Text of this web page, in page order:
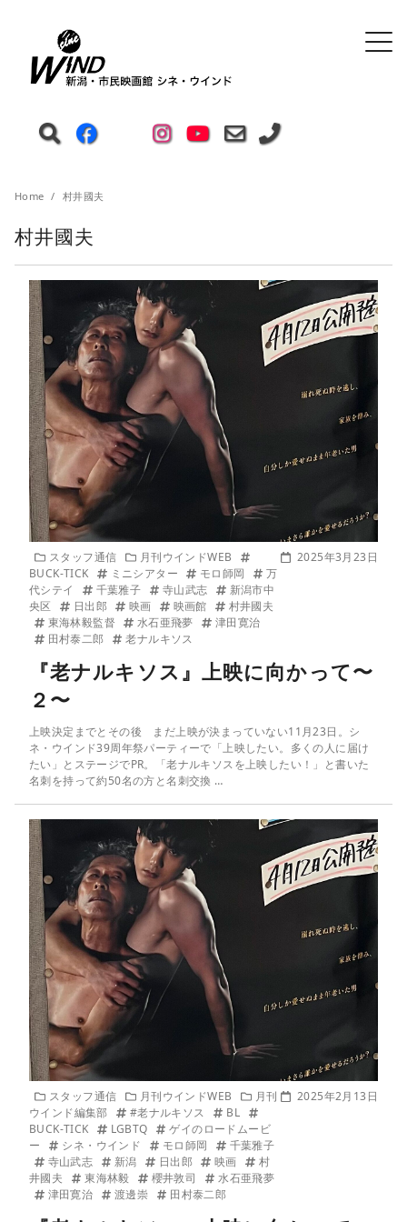
Home 村井國夫
村井國夫
スタッフ通信
月刊ウインドWEB
BUCK-TICK
ミニシアター モロ師岡
万
代シテイ
千葉雅子 寺山武志
新潟市中
央区
日出郎 映画 映画館
村井國夫
東海林毅監督
水石亜飛夢
津田寛治
田村泰二郎
老ナルキソス
2025年3月23日
『老ナルキソス』上映に向かって〜
２〜
上映決定までとその後 まだ上映が決まっていない11月23日。シ
ネ・ウインド39周年祭パーティーで「上映したい。多くの人に届け
たい」とステージでPR。「老ナルキソスを上映したい！」と書いた
名刺を持って約50名の方と名刺交換 …
スタッフ通信 月刊ウインドWEB
月刊
ウインド編集部
#老ナルキソス
BL
BUCK-TICK
LGBTQ
ゲイのロードムービ
ー
シネ・ウインド モロ師岡
千葉雅子
寺山武志
新潟 日出郎 映画
村
井國夫
東海林毅 櫻井敦司
水石亜飛夢
津田寛治
渡邊崇 田村泰二郎
2025年2月13日